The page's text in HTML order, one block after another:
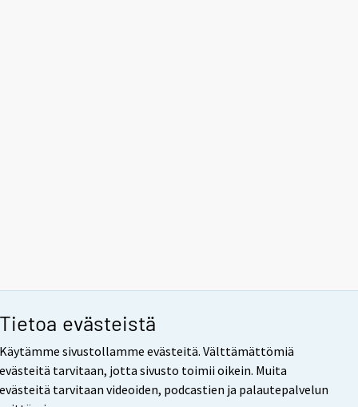
evästeistä
sivustollamme evästeitä. Välttämättömiä
tarvitaan, jotta sivusto toimii oikein. Muita
tarvitaan videoiden, podcastien ja palautepalvelun